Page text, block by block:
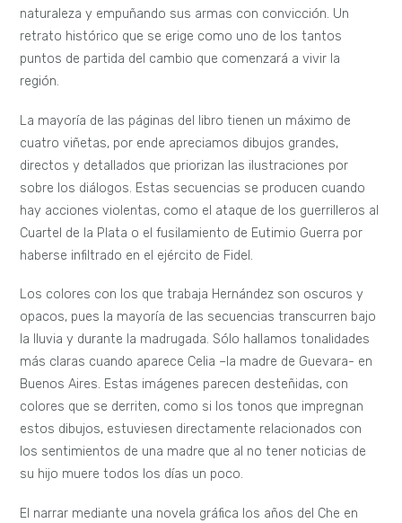
naturaleza y empuñando sus armas con convicción. Un
retrato histórico que se erige como uno de los tantos
puntos de partida del cambio que comenzará a vivir la
región.
La mayoría de las páginas del libro tienen un máximo de
cuatro viñetas, por ende apreciamos dibujos grandes,
directos y detallados que priorizan las ilustraciones por
sobre los diálogos. Estas secuencias se producen cuando
hay acciones violentas, como el ataque de los guerrilleros al
Cuartel de la Plata o el fusilamiento de Eutimio Guerra por
haberse infiltrado en el ejército de Fidel.
Los colores con los que trabaja Hernández son oscuros y
opacos, pues la mayoría de las secuencias transcurren bajo
la lluvia y durante la madrugada. Sólo hallamos tonalidades
más claras cuando aparece Celia –la madre de Guevara- en
Buenos Aires. Estas imágenes parecen desteñidas, con
colores que se derriten, como si los tonos que impregnan
estos dibujos, estuviesen directamente relacionados con
los sentimientos de una madre que al no tener noticias de
su hijo muere todos los días un poco.
El narrar mediante una novela gráfica los años del Che en